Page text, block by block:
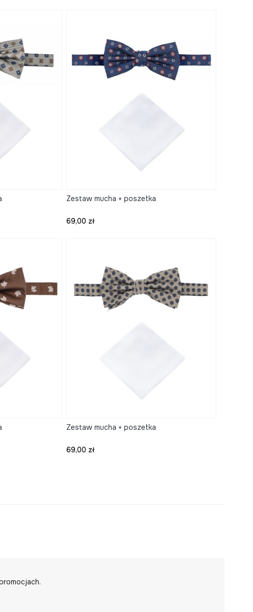
Zestaw mucha + poszetka
Cena
69,00 zł
Zestaw mucha + poszetka
Cena
69,00 zł
ostatniej strony produktów